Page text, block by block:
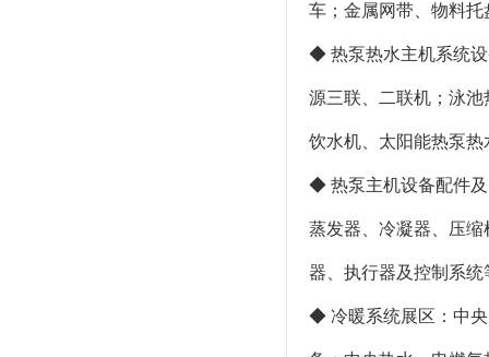
车；金属网带、物料
◆ 热泵热水主机系统设
源三联、二联机；泳
饮水机、太阳能热泵
◆ 热泵主机设备配件及
蒸发器、冷凝器、压
器、执行器及控制系统
◆ 冷暖系统展区：中央